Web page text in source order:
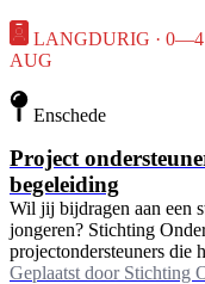
LANGDURIG · 0—4
AUG
Enschede
Project
begeleiding
Wil jij bijdragen aan een
jongeren? Stichting
projectondersteuners die
Geplaatst door Stichting